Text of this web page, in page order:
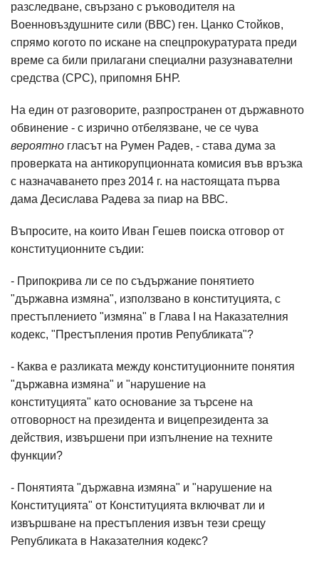
разследване, свързано с ръководителя на
Военновъздушните сили (ВВС) ген. Цанко Стойков,
спрямо когото по искане на спецпрокуратурата преди
време са били прилагани специални разузнавателни
средства (СРС), припомня БНР.
На един от разговорите, разпространен от държавното
обвинение - с изрично отбелязване, че се чува
вероятно гласът на Румен Радев, - става дума за
проверката на антикорупционната комисия във връзка
с назначаването през 2014 г. на настоящата първа
дама Десислава Радева за пиар на ВВС.
Въпросите, на които Иван Гешев поиска отговор от
конституционните съдии:
- Припокрива ли се по съдържание понятието
"държавна измяна", използвано в конституцията, с
престъплението "измяна" в Глава I на Наказателния
кодекс, "Престъпления против Републиката"?
- Каква е разликата между конституционните понятия
"държавна измяна" и "нарушение на
конституцията" като основание за търсене на
отговорност на президента и вицепрезидента за
действия, извършени при изпълнение на техните
функции?
- Понятията "държавна измяна" и "нарушение на
Конституцията" от Конституцията включват ли и
извършване на престъпления извън тези срещу
Републиката в Наказателния кодекс?